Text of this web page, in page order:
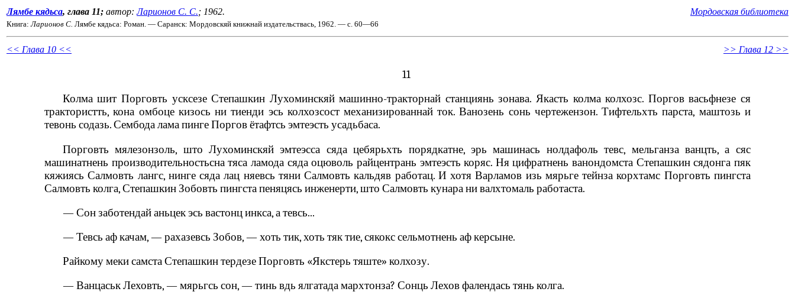
Лямбе кядьса, глава 11; автор:Ларионов С. С.; 1962. Мордовская библиотека
Книга:Ларионов С. Лямбе кядьса: Роман. — Саранск: Мордовскяй книжнай издательствась, 1962. — с. 60—66
<< Глава 10 << >> Глава 12 >>
11
Колма шит Порговть усксезе Степашкин Лухоминскяй машинно-тракторнай станциянь зонава. Якасть колма колхозс. Поргов васьфнезе ся
трактористть, кона омбоце кизось ни тиенди эсь колхозсост механизированнай ток. Ванозень сонь чертежензон. Тифтельхть парста, маштозь и
тевонь содазь. Сембода лама пинге Поргов ётафтсь эмтеэсть усадьбаса.
Порговть мялезонзоль, што Лухоминскяй эмтеэсса сяда цебярьхть порядкатне, эрь машинась нолдафоль тевс, мельганза ванцть, а сяс
машинатнень производительностьсна тяса ламода сяда оцюволь райцентрань эмтеэсть коряс. Ня цифратнень ванондомста Степашкин сядонга пяк
кяжиясь Салмовть лангс, нинге сяда лац няевсь тяни Салмовть кальдяв работац. И хотя Варламов изь мярьге тейнза корхтамс Порговть пингста
Салмовть колга, Степашкин Зобовть пингста пеняцясь инженерти, што Салмовть кунара ни валхтомаль работаста.
— Сон заботендай аньцек эсь вастонц инкса, а тевсь...
— Тевсь аф качам, — рахазевсь Зобов, — хоть тик, хоть тяк тие, сякокс сельмотнень аф керсыне.
Райкому меки самста Степашкин тердезе Порговть «Якстерь тяште» колхозу.
— Ванцаськ Леховть, — мярьгсь сон, — тинь вдь ялгатада мархтонза? Сонць Лехов фалендась тянь колга.